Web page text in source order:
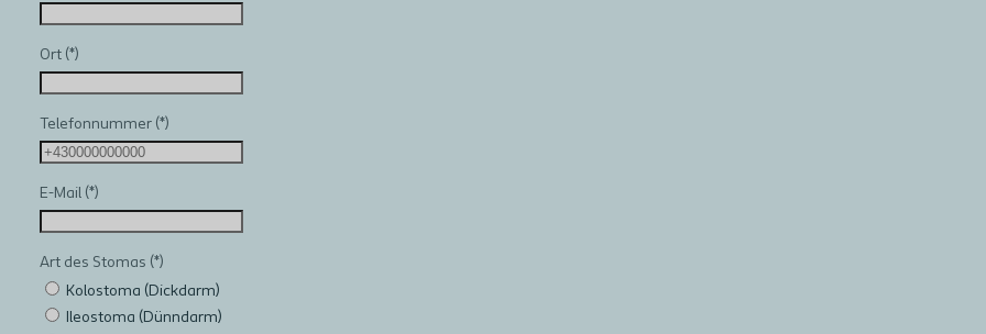
Ort
Telefonnummer
E-Mail
Art des Stomas
Kolostoma (Dickdarm)
Ileostoma (Dünndarm)